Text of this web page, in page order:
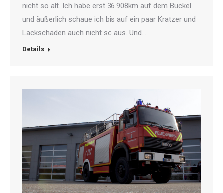
nicht so alt. Ich habe erst 36.908km auf dem Buckel
und äußerlich schaue ich bis auf ein paar Kratzer und
Lackschäden auch nicht so aus. Und…
Details